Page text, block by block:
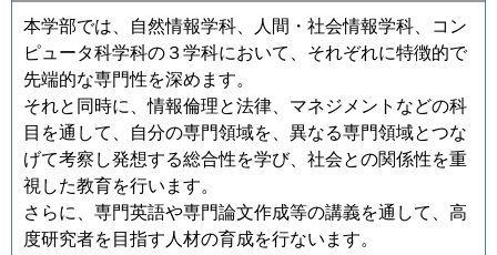
本学部では、自然情報学科、人間・社会情報学科、コン
ピュータ科学科の３学科において、それぞれに特徴的で
先端的な専門性を深めます。
それと同時に、情報倫理と法律、マネジメントなどの科
目を通して、自分の専門領域を、異なる専門領域とつな
げて考察し発想する総合性を学び、社会との関係性を重
視した教育を行います。
さらに、専門英語や専門論文作成等の講義を通して、高
度研究者を目指す人材の育成を行ないます。